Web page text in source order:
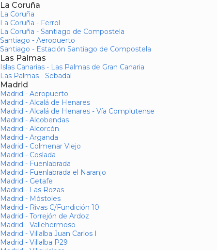
La Coruña
La Coruña
La Coruña - Ferrol
La Coruña - Santiago de Compostela
Santiago - Aeropuerto
Santiago - Estación Santiago de Compostela
Las Palmas
Islas Canarias - Las Palmas de Gran Canaria
Las Palmas - Sebadal
Madrid
Madrid - Aeropuerto
Madrid - Alcalá de Henares
Madrid - Alcalá de Henares - Vía Complutense
Madrid - Alcobendas
Madrid - Alcorcón
Madrid - Arganda
Madrid - Colmenar Viejo
Madrid - Coslada
Madrid - Fuenlabrada
Madrid - Fuenlabrada el Naranjo
Madrid - Getafe
Madrid - Las Rozas
Madrid - Móstoles
Madrid - Rivas C/Fundición 10
Madrid - Torrejón de Ardoz
Madrid - Vallehermoso
Madrid - Villalba Juan Carlos I
Madrid - Villalba P29